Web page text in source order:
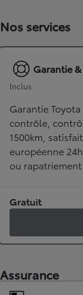
Nos services
Garantie
Inclus
Garantie
contrôle,
1500km,
européenne
ou
Gratuit
Assurance